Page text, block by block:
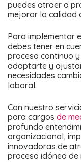
puedes atraer a
mejorar la calidad
Para implementar
debes tener en
proceso continuo
adaptarte y
necesidades
laboral.
Con nuestro
para cargos de
profundo
organizacional,
innovadoras de
proceso idóneo